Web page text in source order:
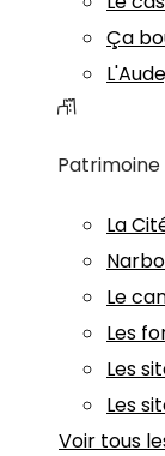
Ça
Patrimoine
La
Le
Les
Les
Les
Voir tous